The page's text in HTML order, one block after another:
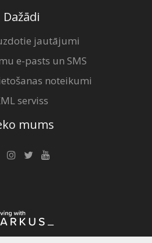
Dažādi
jautājumi
e-pasts un SMS
noteikumi
serviss
mums